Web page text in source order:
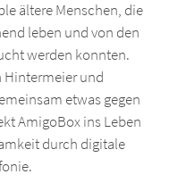
ältere Menschen, die
leben und von den
werden konnten.
Hintermeier und
etwas gegen
AmigoBox ins Leben
durch digitale